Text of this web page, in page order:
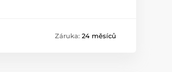
Záruka: 24 měsíců